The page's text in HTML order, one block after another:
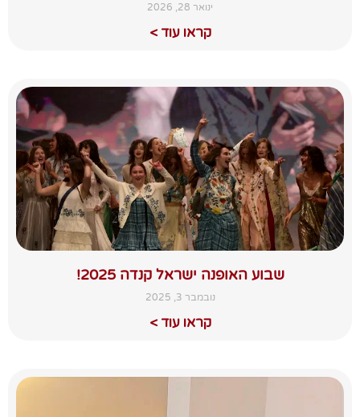
ינואר 28, 2026
קראו עוד >
שבוע האופנה ישראל קנדה 2025!
נובמבר 3, 2025
קראו עוד >